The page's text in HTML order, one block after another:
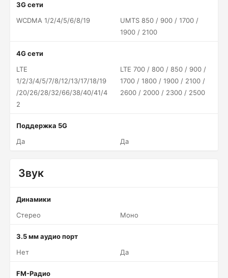
3G сети
WCDMA 1/2/4/5/6/8/19
UMTS 850 / 900 / 1700 /
1900 / 2100
4G сети
LTE
1/2/3/4/5/7/8/12/13/17/18/19
/20/26/28/32/66/38/40/41/4
2
LTE 700 / 800 / 850 / 900 /
1700 / 1800 / 1900 / 2100 /
2600 / 2000 / 2300 / 2500
Поддержка 5G
Да
Да
Звук
Динамики
Стерео
Моно
3.5 мм аудио порт
Нет
Да
FM-Радио